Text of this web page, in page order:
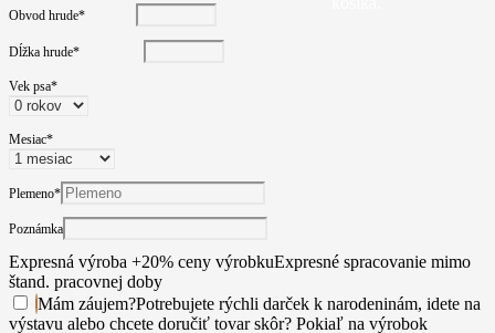
Obvod hrude*
Dĺžka hrude*
Vek psa*
Mesiac*
Plemeno*
Poznámka
Expresná výroba +20% ceny výrobkuExpresné spracovanie mimo
štand. pracovnej doby
Mám záujem?Potrebujete rýchli darček k narodeninám, idete na
výstavu alebo chcete doručiť tovar skôr? Pokiaľ na výrobok